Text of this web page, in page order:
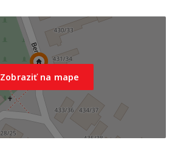
Zobraziť na mape